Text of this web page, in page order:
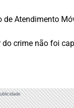
Atendimento
crime não foi